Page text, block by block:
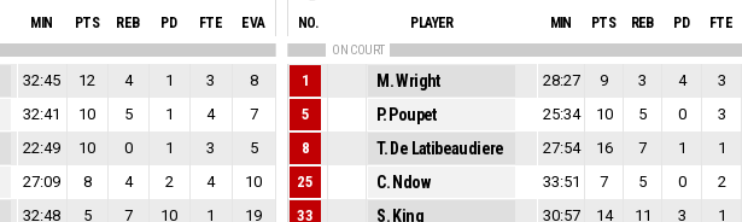
MIN PTS REB PD FTE EVA
32:45 12 4 1 3
8
32:41 10 5 1 4
7
22:49 10 0 1 3
5
27:09 8 4 2 4
10
32:48 5 7 10 1 19
NO. PLAYER MIN PTS REB PD FTE
ON COURT
1 M. Wright 28:27 9 3 4 3
5
P. Poupet 25:34 10 5 0 3
8
T. De Latibeaudiere 27:54 16 7 1 1
25
C. Ndow 33:51 7 5 0 2
33
S. King 30:57 14 11 3 1